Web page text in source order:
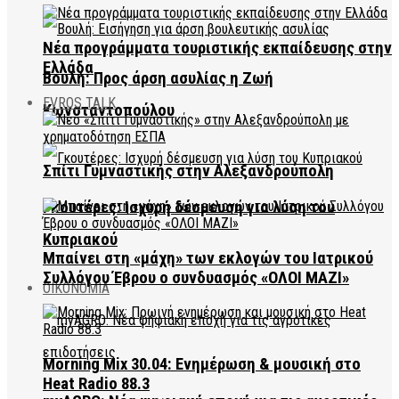
Βουλή: Προς άρση ασυλίας η Ζωή
Κωνσταντοπούλου
Γκουτέρες: Ισχυρή δέσμευση για λύση του
Κυπριακού
ΟΙΚΟΝΟΜΙΑ
Νέα προγράμματα τουριστικής εκπαίδευσης στην
Ελλάδα
EVROS TALK
Σπίτι Γυμναστικής στην Αλεξανδρούπολη
Μπαίνει στη «μάχη» των εκλογών του Ιατρικού
Συλλόγου Έβρου ο συνδυασμός «ΟΛΟΙ ΜΑΖΙ»
Morning Mix 30.04: Ενημέρωση & μουσική στο
Heat Radio 88.3